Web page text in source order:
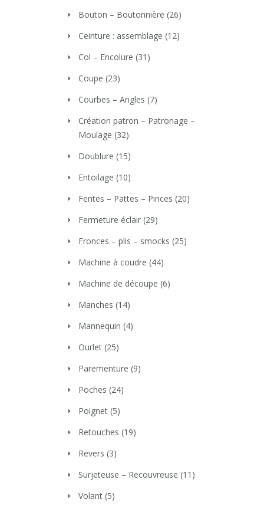
Bouton – Boutonnière (26)
Ceinture : assemblage (12)
Col – Encolure (31)
Coupe (23)
Courbes – Angles (7)
Création patron – Patronage –
Moulage (32)
Doublure (15)
Entoilage (10)
Fentes – Pattes – Pinces (20)
Fermeture éclair (29)
Fronces – plis – smocks (25)
Machine à coudre (44)
Machine de découpe (6)
Manches (14)
Mannequin (4)
Ourlet (25)
Parementure (9)
Poches (24)
Poignet (5)
Retouches (19)
Revers (3)
Surjeteuse – Recouvreuse (11)
Volant (5)